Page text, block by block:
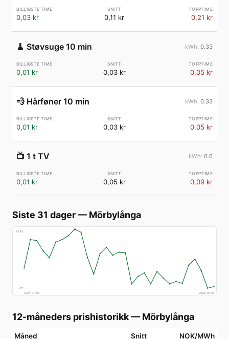
0,03 kr 0,11 kr 0,21 kr
🧹 Støvsuge 10 min 0.33
0,01 kr 0,03 kr 0,05 kr
💨 Hårføner 10 min 0.33
0,01 kr 0,03 kr 0,05 kr
📺 1 t TV 0.6
0,01 kr 0,05 kr 0,09 kr
Siste 31 dager— Mörbylånga
€148
€7
2026-07-08
2026-08-07
12-måneders prishistorikk— Mörbylånga
Måned Snitt NOK/MWh